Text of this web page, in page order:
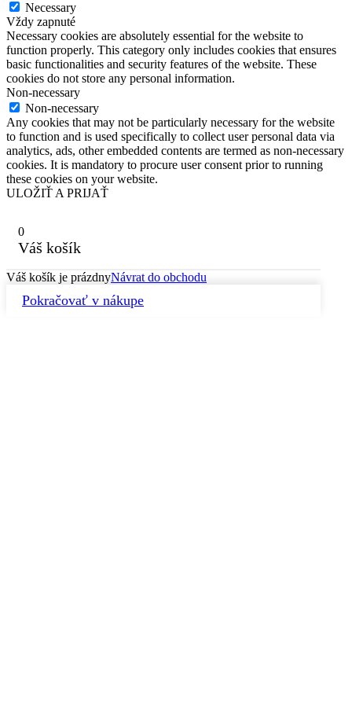
Necessary
Vždy zapnuté
Necessary cookies are absolutely essential for the website to
function properly. This category only includes cookies that ensures
basic functionalities and security features of the website. These
cookies do not store any personal information.
Non-necessary
Non-necessary
Any cookies that may not be particularly necessary for the website
to function and is used specifically to collect user personal data via
analytics, ads, other embedded contents are termed as non-necessary
cookies. It is mandatory to procure user consent prior to running
these cookies on your website.
ULOŽIŤ A PRIJAŤ
0
Váš košík
Váš košík je prázdnyNávrat do obchodu
Pokračovať v nákupe